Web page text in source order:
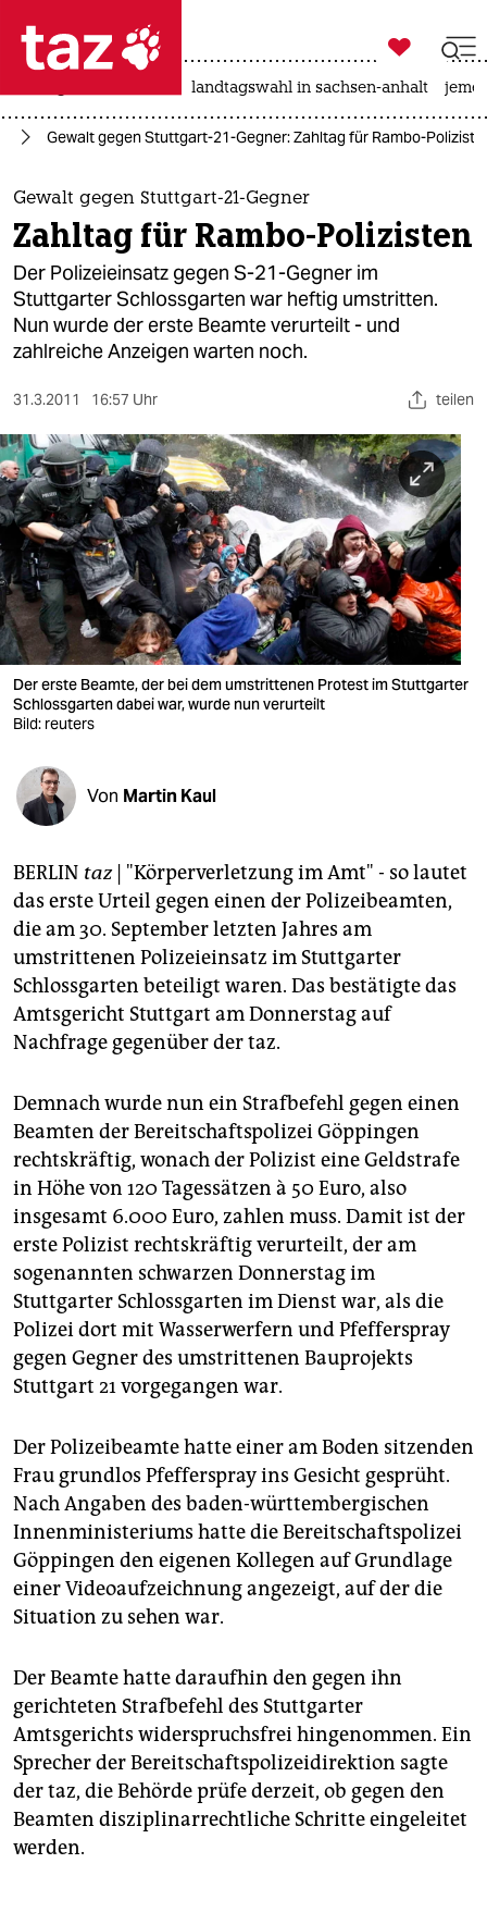
 taz zahl ich
taz zahl ich
themen
politik
öko
gesellschaft
kultur
sport
berlin
nord
wahrheit
verlag
verlag
veranstaltungen
shop
fragen & hilfe
abo
genossenschaft
epaper login

taz zahl ich
landtagswahl in sachsen-anhalt
Gewalt gegen Stuttgart-21-Gegner: Zahltag für Rambo-
Gewalt gegen Stuttgart-21-Gegner
Zahltag für Rambo-Polizisten
Der Polizeieinsatz gegen S-21-Gegner im
Stuttgarter Schlossgarten war heftig umstritten.
Nun wurde der erste Beamte verurteilt - und
zahlreiche Anzeigen warten noch.
31.3.2011 16:57 Uhr teilen
Der erste Beamte, der bei dem umstrittenen Protest im Stuttgarter
Schlossgarten dabei war, wurde nun verurteilt
Bild: reuters
Von Martin Kaul
BERLIN taz| "Körperverletzung im Amt" - so lautet
das erste Urteil gegen einen der Polizeibeamten,
die am 30. September letzten Jahres am
umstrittenen Polizeieinsatz im Stuttgarter
Schlossgarten beteiligt waren. Das bestätigte das
Amtsgericht Stuttgart am Donnerstag auf
Nachfrage gegenüber der taz.
Demnach wurde nun ein Strafbefehl gegen einen
Beamten der Bereitschaftspolizei Göppingen
rechtskräftig, wonach der Polizist eine Geldstrafe
in Höhe von 120 Tagessätzen à 50 Euro, also
insgesamt 6.000 Euro, zahlen muss. Damit ist der
erste Polizist rechtskräftig verurteilt, der am
sogenannten schwarzen Donnerstag im
Stuttgarter Schlossgarten im Dienst war, als die
Polizei dort mit Wasserwerfern und Pfefferspray
gegen Gegner des umstrittenen Bauprojekts
Stuttgart 21 vorgegangen war.
Der Polizeibeamte hatte einer am Boden sitzenden
Frau grundlos Pfefferspray ins Gesicht gesprüht.
Nach Angaben des baden-württembergischen
Innenministeriums hatte die Bereitschaftspolizei
Göppingen den eigenen Kollegen auf Grundlage
einer Videoaufzeichnung angezeigt, auf der die
Situation zu sehen war.
Der Beamte hatte daraufhin den gegen ihn
gerichteten Strafbefehl des Stuttgarter
Amtsgerichts widerspruchsfrei hingenommen. Ein
Sprecher der Bereitschaftspolizeidirektion sagte
dertaz, die Behörde prüfe derzeit, ob gegen den
Beamten disziplinarrechtliche Schritte eingeleitet
werden.